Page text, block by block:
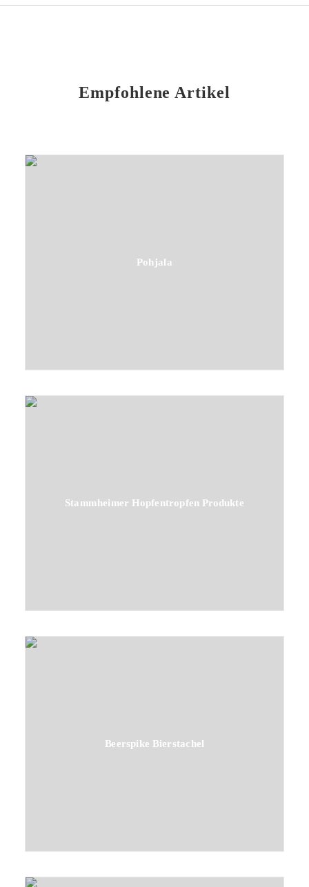
Empfohlene Artikel
Pohjala
Stammheimer Hopfentropfen Produkte
Beerspike Bierstachel